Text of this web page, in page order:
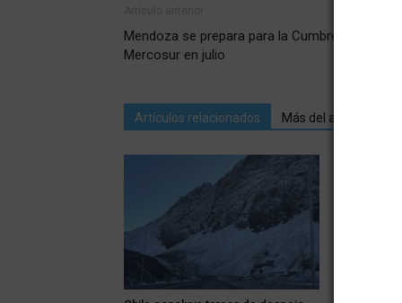
Mendoza se prepara para la Cumbre del
Mercosur en julio
Artículos relacionados Más del autor